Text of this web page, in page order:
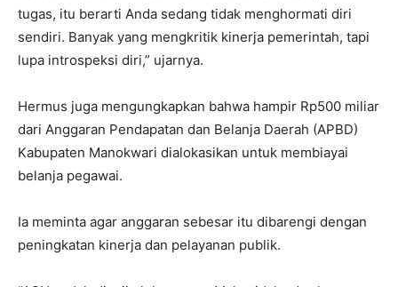
tugas, itu berarti Anda sedang tidak menghormati diri
sendiri. Banyak yang mengkritik kinerja pemerintah, tapi
lupa introspeksi diri,” ujarnya.
Hermus juga mengungkapkan bahwa hampir Rp500 miliar
dari Anggaran Pendapatan dan Belanja Daerah (APBD)
Kabupaten Manokwari dialokasikan untuk membiayai
belanja pegawai.
Ia meminta agar anggaran sebesar itu dibarengi dengan
peningkatan kinerja dan pelayanan publik.